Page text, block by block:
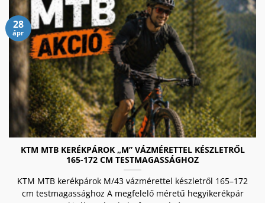
KTM MTB KERÉKPÁROK „M” VÁZMÉRETTEL KÉSZLETRŐL
165-172 CM TESTMAGASSÁGHOZ
KTM MTB kerékpárok M/43 vázmérettel készletről 165–172
cm testmagassághoz A megfelelő méretű hegyikerékpár
28
ápr